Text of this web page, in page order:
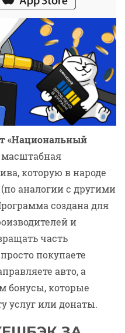
«Национальный
масштабная
которую в народе
(по аналогии с другими
создана для
и
часть
покупаете
авто, а
бонусы, которые
услуг или донаты.